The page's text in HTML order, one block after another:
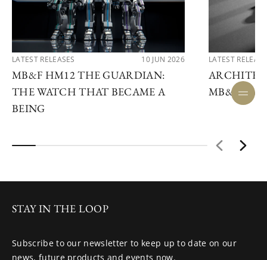
LATEST RELEASES 10 JUN 2026
MB&F HM12 THE GUARDIAN:
THE WATCH THAT BECAME A
BEING
LATEST
MB&F
STAY IN THE LOOP
Subscribe to our newsletter to keep up to date on our
news, future products and events now.